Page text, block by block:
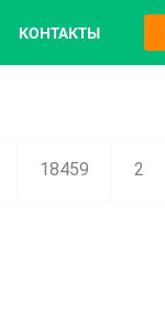
КОНТАКТЫ
2
18459